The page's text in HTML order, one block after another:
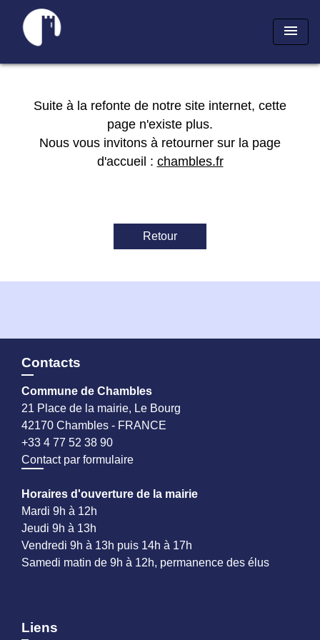
menu
Suite à la refonte de notre site internet, cette
page n'existe plus.
Nous vous invitons à retourner sur la page
d'accueil : chambles.fr
Retour
Contacts
Commune de Chambles
21 Place de la mairie, Le Bourg
42170 Chambles - FRANCE
+33 4 77 52 38 90
Contact par formulaire
Horaires d'ouverture de la mairie
Mardi 9h à 12h
Jeudi 9h à 13h
Vendredi 9h à 13h puis 14h à 17h
Samedi matin de 9h à 12h, permanence des élus
Liens